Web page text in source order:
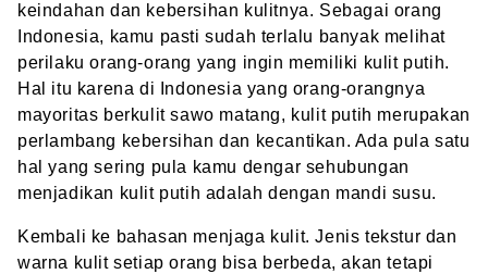
keindahan dan kebersihan kulitnya. Sebagai orang
Indonesia, kamu pasti sudah terlalu banyak melihat
perilaku orang-orang yang ingin memiliki kulit putih.
Hal itu karena di Indonesia yang orang-orangnya
mayoritas berkulit sawo matang, kulit putih merupakan
perlambang kebersihan dan kecantikan. Ada pula satu
hal yang sering pula kamu dengar sehubungan
menjadikan kulit putih adalah dengan mandi susu.
Kembali ke bahasan menjaga kulit. Jenis tekstur dan
warna kulit setiap orang bisa berbeda, akan tetapi